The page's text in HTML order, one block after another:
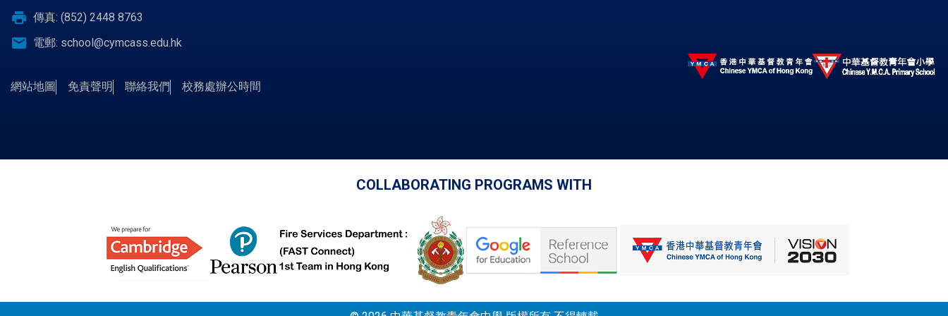
print 傳真: (852) 2448 8763
email 電郵: school@cymcass.edu.hk
網站地圖 免責聲明 聯絡我們 校務處辦公時間
COLLABORATING PROGRAMS WITH